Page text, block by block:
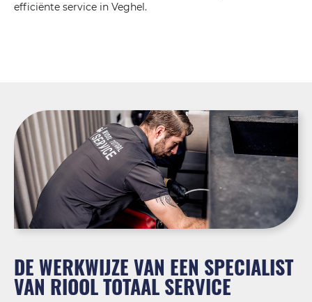
efficiënte service in Veghel.
DE WERKWIJZE VAN EEN SPECIALIST
VAN RIOOL TOTAAL SERVICE